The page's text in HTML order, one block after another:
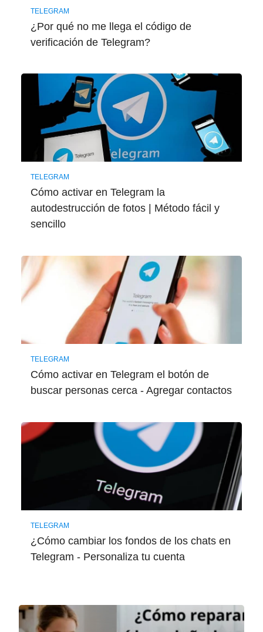
TELEGRAM
¿Por qué no me llega el código de
verificación de Telegram?
TELEGRAM
Cómo activar en Telegram la
autodestrucción de fotos | Método fácil y
sencillo
TELEGRAM
Cómo activar en Telegram el botón de
buscar personas cerca - Agregar contactos
TELEGRAM
¿Cómo cambiar los fondos de los chats en
Telegram - Personaliza tu cuenta